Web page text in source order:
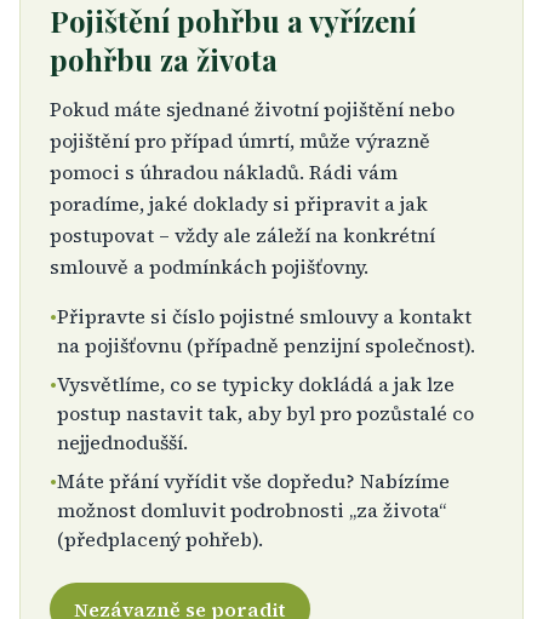
Pojištění pohřbu a vyřízení
pohřbu za života
Pokud máte sjednané životní pojištění nebo
pojištění pro případ úmrtí, může výrazně
pomoci s úhradou nákladů. Rádi vám
poradíme, jaké doklady si připravit a jak
postupovat – vždy ale záleží na konkrétní
smlouvě a podmínkách pojišťovny.
•Připravte si číslo pojistné smlouvy a kontakt
na pojišťovnu (případně penzijní společnost).
•Vysvětlíme, co se typicky dokládá a jak lze
postup nastavit tak, aby byl pro pozůstalé co
nejjednodušší.
•Máte přání vyřídit vše dopředu? Nabízíme
možnost domluvit podrobnosti „za života“
(předplacený pohřeb).
Nezávazně se poradit